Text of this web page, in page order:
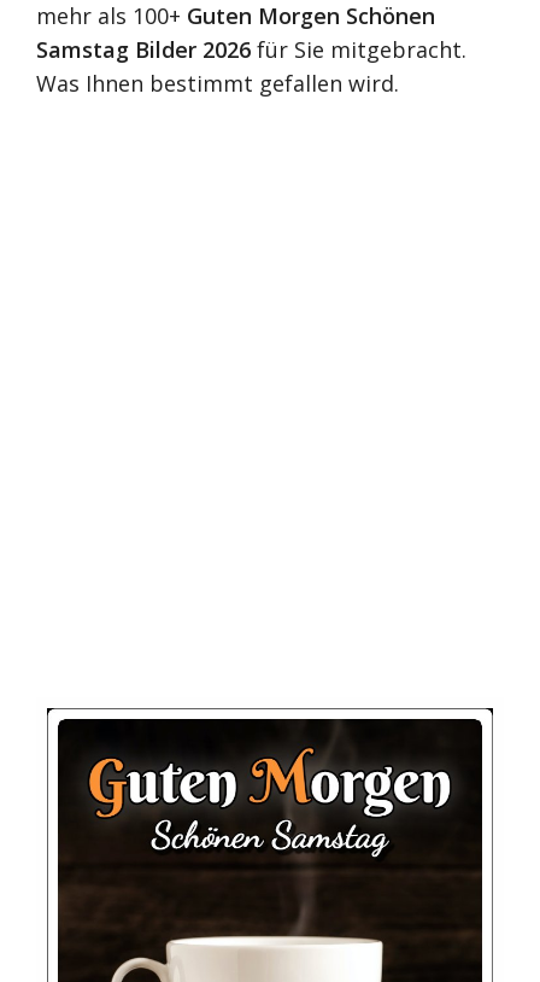
mehr als 100+ Guten Morgen Schönen
Samstag Bilder 2026 für Sie mitgebracht.
Was Ihnen bestimmt gefallen wird.